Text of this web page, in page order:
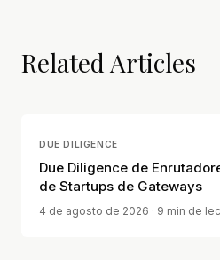
Related Articles
DUE DILIGENCE
Due Diligence de
de Startups de Gateways
4 de agosto de 2026 · 9 min de